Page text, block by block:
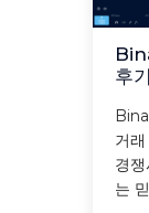
후
거
경
는